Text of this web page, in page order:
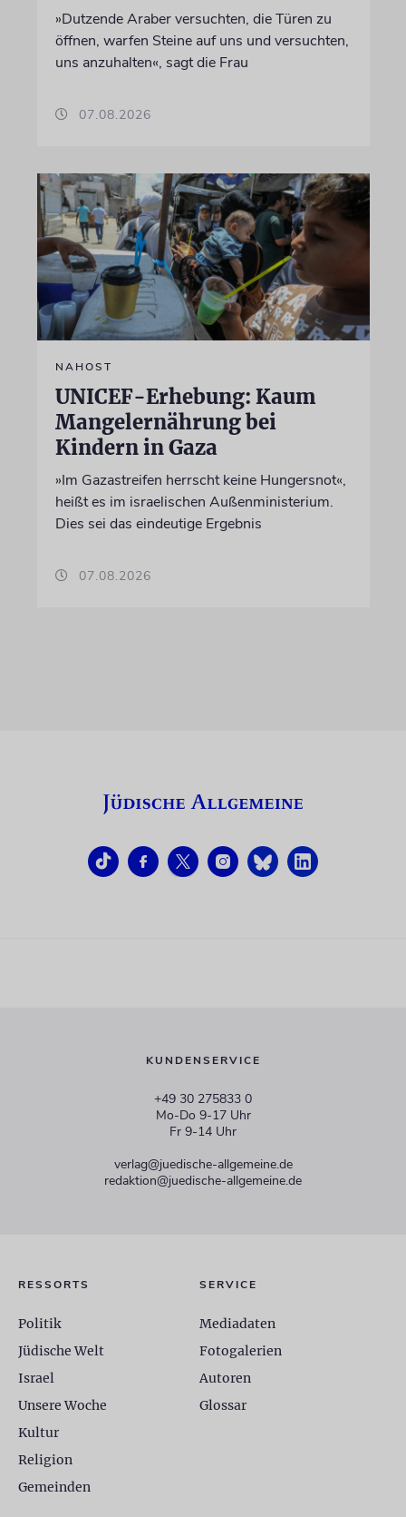
»Dutzende Araber versuchten, die Türen zu
öffnen, warfen Steine auf uns und versuchten,
uns anzuhalten«, sagt die Frau
07.08.2026
NAHOST
UNICEF-Erhebung: Kaum
Mangelernährung bei
Kindern in Gaza
»Im Gazastreifen herrscht keine Hungersnot«,
heißt es im israelischen Außenministerium.
Dies sei das eindeutige Ergebnis
07.08.2026
KUNDENSERVICE
+49 30 275833 0
Mo-Do 9-17 Uhr
Fr 9-14 Uhr
verlag@juedische-allgemeine.de
redaktion@juedische-allgemeine.de
RESSORTS
Politik
Jüdische Welt
Israel
Unsere Woche
Kultur
Religion
Gemeinden
SERVICE
Mediadaten
Fotogalerien
Autoren
Glossar